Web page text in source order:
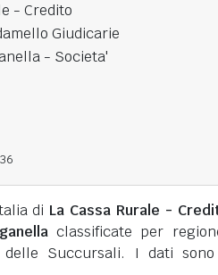
- Credito
Giudicarie
- Societa'
di La Cassa Rurale -
classificate per
Succursali. I dati